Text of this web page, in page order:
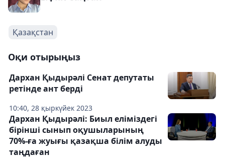
Қазақстан
Оқи отырыңыз
10:40, 28 қыркүйек 2023
Дархан Қыдырәлі Сенат депутаты
ретінде ант берді
Дархан Қыдырәлі: Биыл еліміздегі
бірінші сынып оқушыларының
70%-ға жуығы қазақша білім алуды
таңдаған